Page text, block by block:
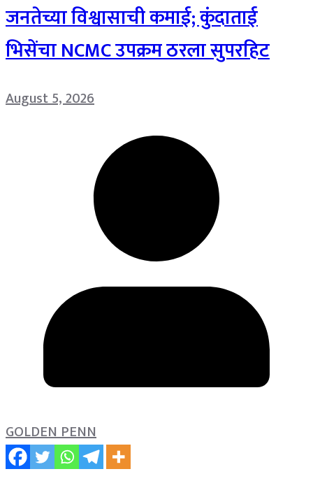
जनतेच्या विश्वासाची कमाई; कुंदाताई
भिसेंचा NCMC उपक्रम ठरला सुपरहिट
August 5, 2026
GOLDEN PENN